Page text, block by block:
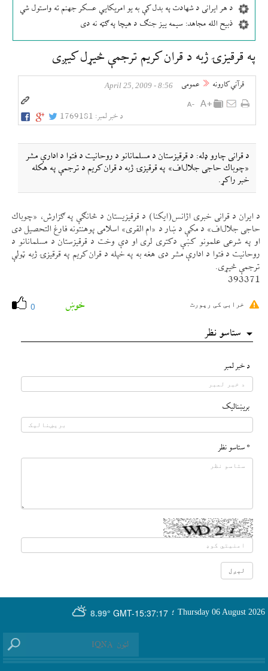
د هر ایرانی د شهادت په بدل کې به یو امریکایي عسکر جهنم ته واستول شي
ذبیح الله مجاهد: سیمه ییز جنګ د هیچا په ګټه نه دی
په قرقيزۍ ژبه د قران كريم ترجمې څیړل كیږی
قرآني کارونه عمومی 8:56 - April 25, 2009
د خبر لمبر: 1769181
د قرانی چارو ډله: د قرقيزستان د مسلمانانو د روحانيت د فتوا د ادارې مشر
«چوباك حاجی جلال‌اف» په قرقيزۍ ژبه د قران كريم د ترجمې په هكله
خبر راكړ.
د ايران د قرانی خبری اژانس(ايكنا) د قرقيزيستان د څانګې په ګزارش، «چوباك
حاجی جلال‌اف» د مكې د ښار د «ام القری» اسلامی پوهنتونه فارغ التحصيل دی
او په شرعی علمونو كښې دكتری لری او دې وخت د قرقيزستان د مسلمانانو د
روحانيت د فتوا د ادارې مشر دی هغه به په خپله د قران كريم په قرقيزۍ ژبه ټولې
ترجمې څیړی.
393371
0 خوښ خرابی کی رپورٹ
ستاسو نظر
د خبر لمبر
بريښناليک
* ستاسو نظر
GMT-15:37:17
8.99° Thursday 06 August 2026 ؛